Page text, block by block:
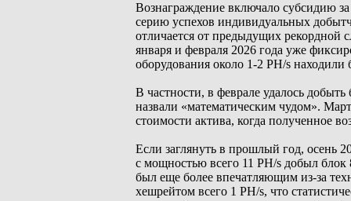
Вознаграждение включало субсидию
серию успехов индивидуальных
отличается от предыдущих рекордной
января и февраля 2026 года уже
оборудования около 1-2 PH/s находили
В частности, в феврале удалось
назвали «математическим чудом».
стоимости актива, когда полученное
Если заглянуть в прошлый год, осень
с мощностью всего 11 PH/s добыл блок
был еще более впечатляющим из-за
хешрейтом всего 1 PH/s, что